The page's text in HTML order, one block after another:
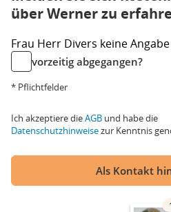
über Werner zu
Frau Herr Divers keine Angabe
vorzeitig abgegangen?
* Pflichtfelder
Ich akzeptiere dieAGB und habe die
Datenschutzhinweisezur Kenntnis
Als Kontakt